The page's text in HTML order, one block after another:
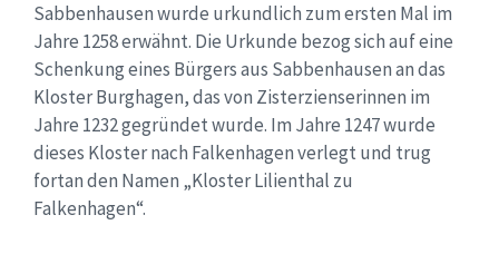
Sabbenhausen wurde urkundlich zum ersten Mal im
Jahre 1258 erwähnt. Die Urkunde bezog sich auf eine
Schenkung eines Bürgers aus Sabbenhausen an das
Kloster Burghagen, das von Zisterzienserinnen im
Jahre 1232 gegründet wurde. Im Jahre 1247 wurde
dieses Kloster nach Falkenhagen verlegt und trug
fortan den Namen „Kloster Lilienthal zu
Falkenhagen“.